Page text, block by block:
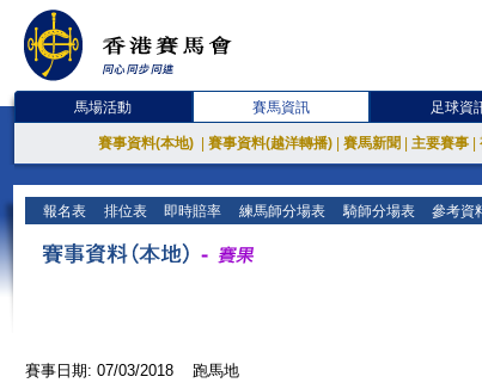
馬場活動 賽馬資訊 足球資
賽事資料(本地) 賽事資料(越洋轉播) 賽馬新聞 主要賽事
報名表 排位表 即時賠率 練馬師分場表 騎師分場表 參考資
賽事日期: 07/03/2018 跑馬地